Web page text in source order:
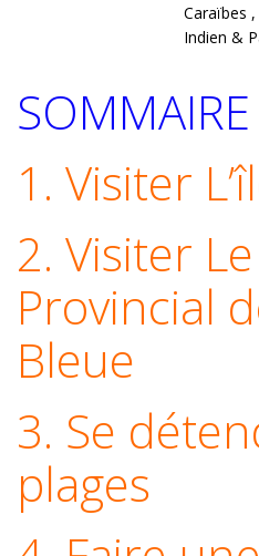
Caraïbes
Indien &
SOMMAIRE
1. Visiter
2. Visiter
Provincial
Bleue
3. Se
plages